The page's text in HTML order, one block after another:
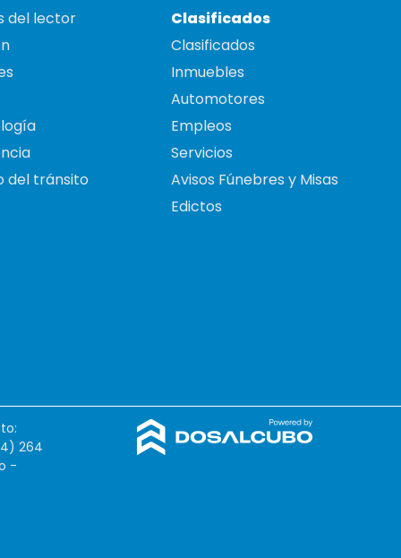
del lector
del tránsito
Clasificados
Clasificados
Inmuebles
Automotores
Empleos
Servicios
Avisos Fúnebres y Misas
Edictos
264
-